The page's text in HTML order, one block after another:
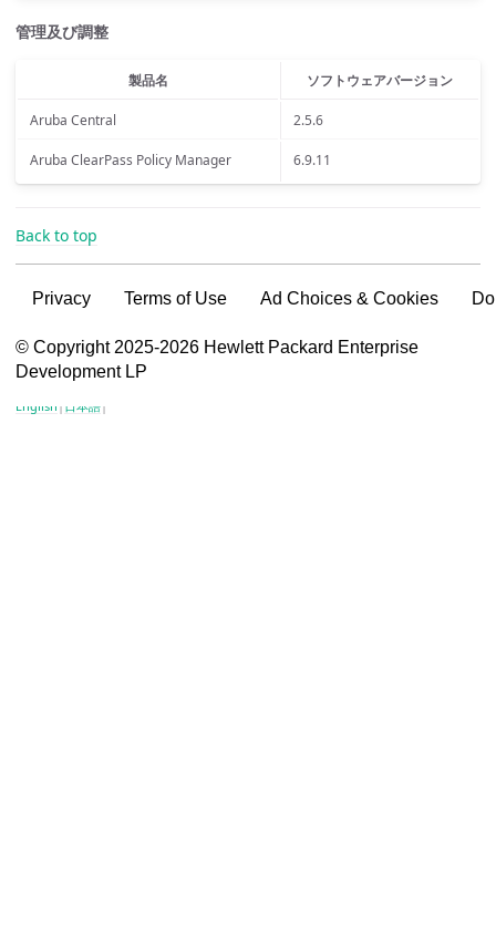
VSG content for HPE Employees
VSG content for HPE Partners
English | 日本語|
管理及び調整
製品名 ソフトウェアバージョン
Aruba Central 2.5.6
Aruba ClearPass Policy Manager 6.9.11
Back to top
Privacy Terms of Use Ad Choices & Cookies
© Copyright 2025-2026 Hewlett Packard Enterprise
Development LP